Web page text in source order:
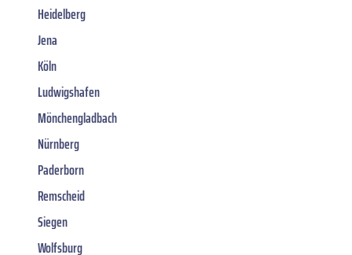
Heidelberg
Jena
Köln
Ludwigshafen
Mönchengladbach
Nürnberg
Paderborn
Remscheid
Siegen
Wolfsburg